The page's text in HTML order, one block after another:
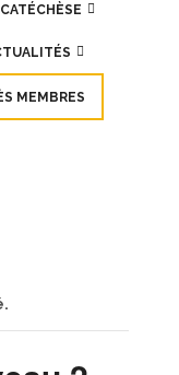
MEMBRES